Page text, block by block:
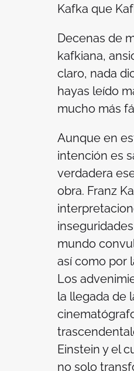
Kafka que
Decenas de
kafkiana,
claro, nada
hayas leído
mucho más
Aunque en
intención es
verdadera
obra. Franz
mundo
así como por
Los
la llegada de
Einstein y el
no solo